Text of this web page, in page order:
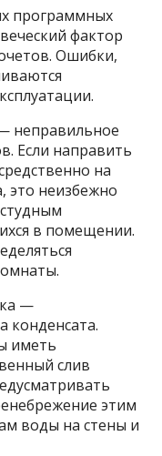
программных
фактор
Ошибки,
неправильное
Если направить
на
это неизбежно
в помещении.
—
конденсата.
иметь
слив
этим
воды на стены и